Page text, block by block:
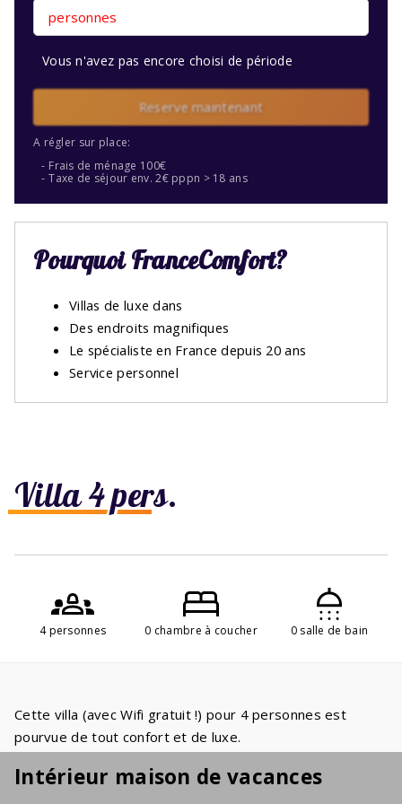
Villa 4 pers.
4 personnes 0 chambre à coucher 0 salle de bain
Cette villa (avec Wifi gratuit !) pour 4 personnes est
pourvue de tout confort et de luxe.
Intérieur maison de vacances
personnes
Vous n'avez pas encore choisi de période
Reserve maintenant
A régler sur place:
Frais de ménage 100€
Taxe de séjour env. 2€ pppn > 18 ans
Pourquoi FranceComfort?
Villas de luxe dans
Des endroits magnifiques
Le spécialiste en France depuis 20 ans
Service personnel